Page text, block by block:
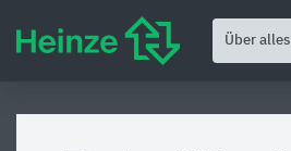
Über alles